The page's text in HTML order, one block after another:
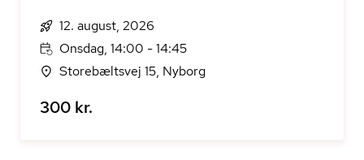
12. august, 2026
Onsdag, 14:00 - 14:45
Storebæltsvej 15, Nyborg
300 kr.